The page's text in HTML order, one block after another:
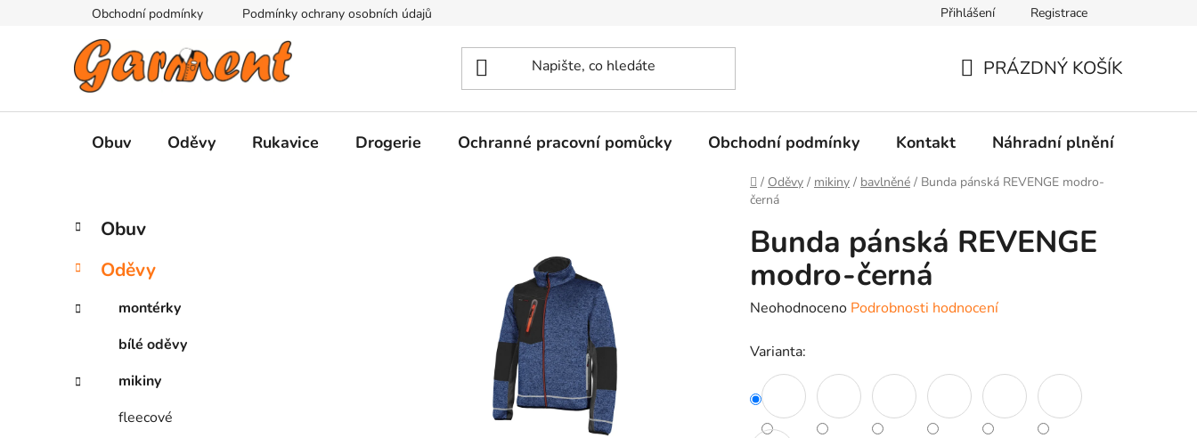
Obchodní podmínky Podmínky ochrany osobních údajů Přihlášení Registrace
KOŠÍK
PRÁZDNÝ KOŠÍK
Obuv Oděvy Rukavice Drogerie Ochranné pracovní pomůcky Obchodní podmínky Kontakt Náhradní plnění
Domů
/ Oděvy / mikiny / bavlněné / Bunda pánská REVENGE modro-
černá
P
s
r
n
Přeskočit
kategorie
K
a
e
o
e
Obuv
Oděvy
montérky
bílé oděvy
mikiny
fleecové
Bunda pánská REVENGE
modro-černá
Průměrné
produktu
0,0
Neohodnoceno Podrobnosti hodnocení
Varianta: